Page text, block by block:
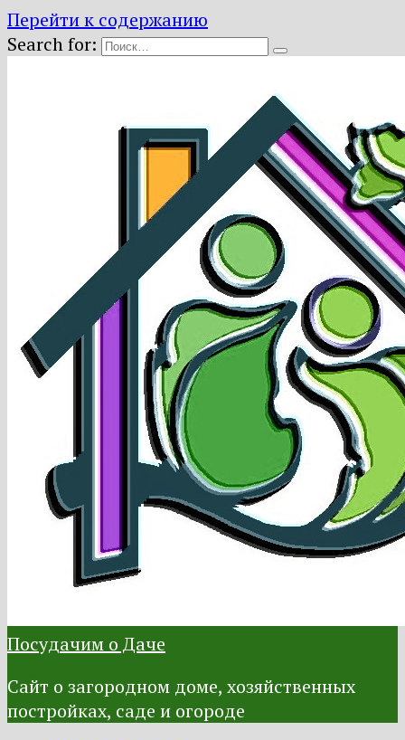
Перейти к содержанию
Search for:
Посудачим о Даче
Сайт о загородном доме, хозяйственных
постройках, саде и огороде